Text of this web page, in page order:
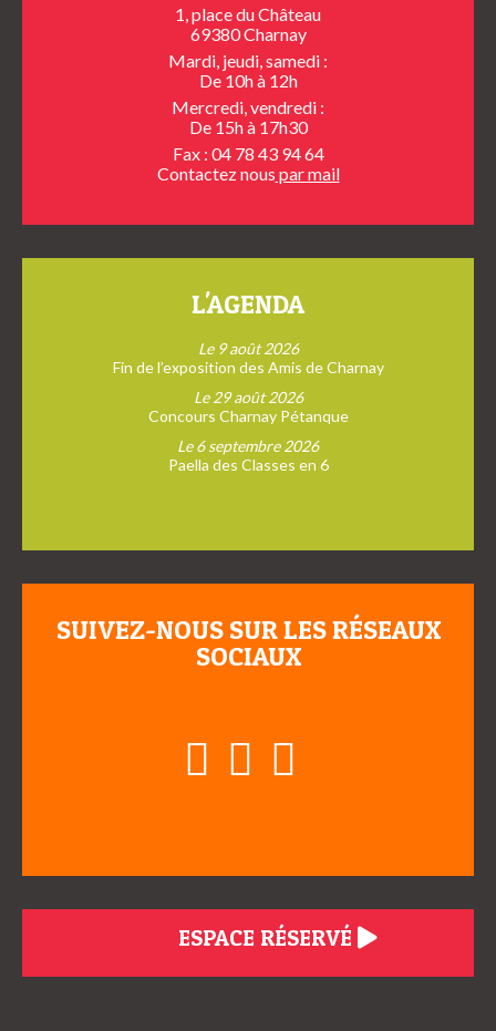
1, place du Château
69380 Charnay
Mardi, jeudi, samedi :
De 10h à 12h
Mercredi, vendredi :
De 15h à 17h30
Fax : 04 78 43 94 64
Contactez nous par mail
L'AGENDA
Le 9 août 2026
Fin de l’exposition des Amis de Charnay
Le 29 août 2026
Concours Charnay Pétanque
Le 6 septembre 2026
Paella des Classes en 6
SUIVEZ-NOUS SUR LES RÉSEAUX
SOCIAUX
ESPACE RÉSERVÉ